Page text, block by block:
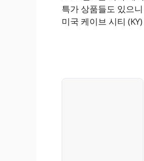
특가 상품들도 있으
미국 케이브 시티